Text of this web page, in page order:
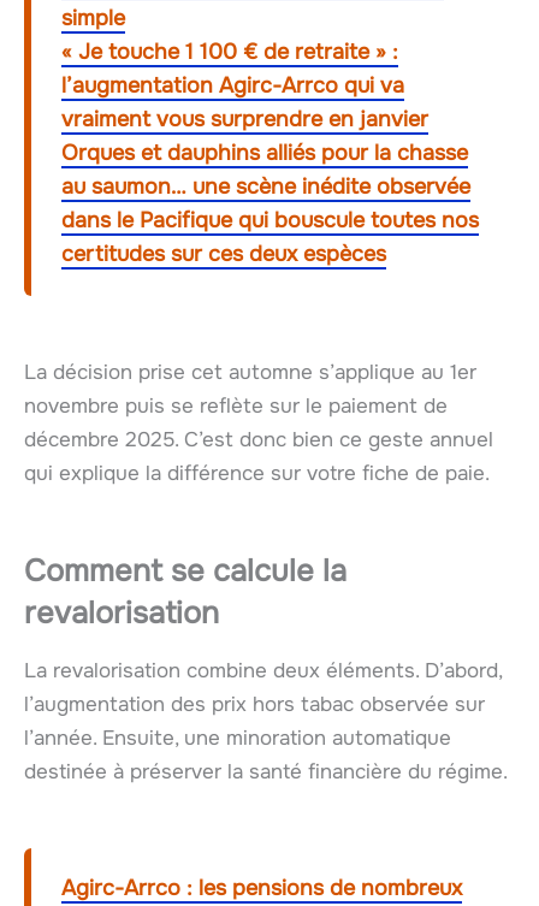
simple
« Je touche 1 100 € de retraite » :
l’augmentation Agirc-Arrco qui va
vraiment vous surprendre en janvier
Orques et dauphins alliés pour la chasse
au saumon… une scène inédite observée
dans le Pacifique qui bouscule toutes nos
certitudes sur ces deux espèces
La décision prise cet automne s’applique au 1er
novembre puis se reflète sur le paiement de
décembre 2025. C’est donc bien ce geste annuel
qui explique la différence sur votre fiche de paie.
Comment se calcule la
revalorisation
La revalorisation combine deux éléments. D’abord,
l’augmentation des prix hors tabac observée sur
l’année. Ensuite, une minoration automatique
destinée à préserver la santé financière du régime.
Agirc-Arrco : les pensions de nombreux